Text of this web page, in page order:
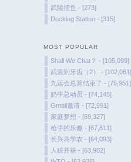
武陵捕鱼 - [273]
Docking Station - [315]
MOST POPULAR
Shall We Chat？ - [105,099]
武装到牙齿（2） - [102,061]
九运会总算结束了 - [75,951]
奶牛总动员 - [74,145]
Gmail邀请 - [72,991]
家庭梦想 - [69,327]
枪手的乐趣 - [67,811]
长兴岛学农 - [64,093]
人赃并获 - [63,982]